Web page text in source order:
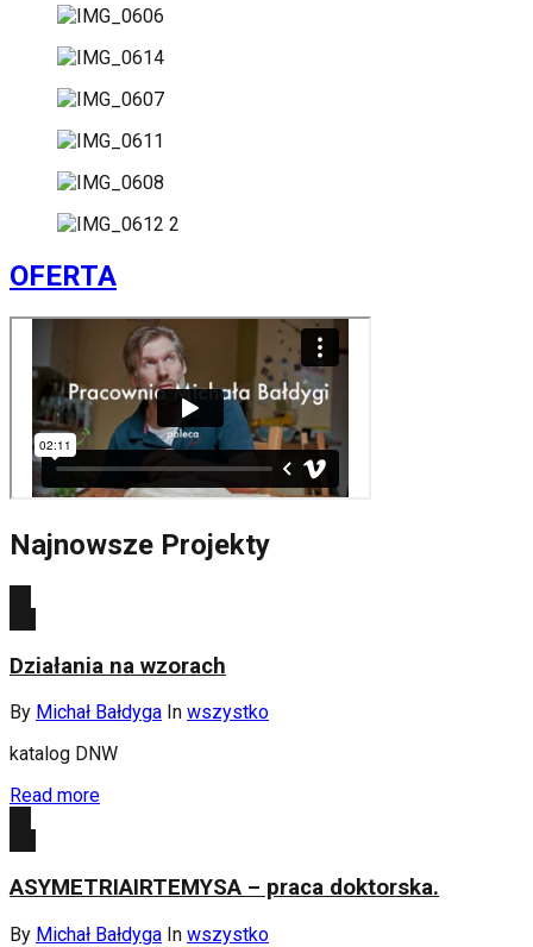
OFERTA
Najnowsze Projekty
Działania na wzorach
By Michał Bałdyga In wszystko
katalog DNW
Read more
ASYMETRIAIRTEMYSA – praca doktorska.
By Michał Bałdyga In wszystko